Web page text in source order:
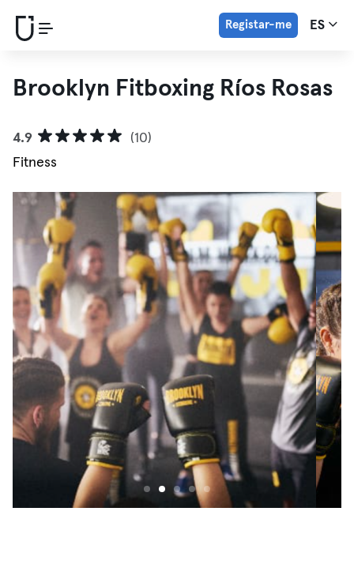
Registar-me ES
Brooklyn Fitboxing Ríos Rosas
4.9
(10)
Fitness